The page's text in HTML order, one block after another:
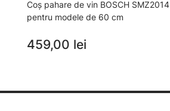
Coș pahare de vin BOSCH SMZ2014
pentru modele de 60 cm
459,00 lei